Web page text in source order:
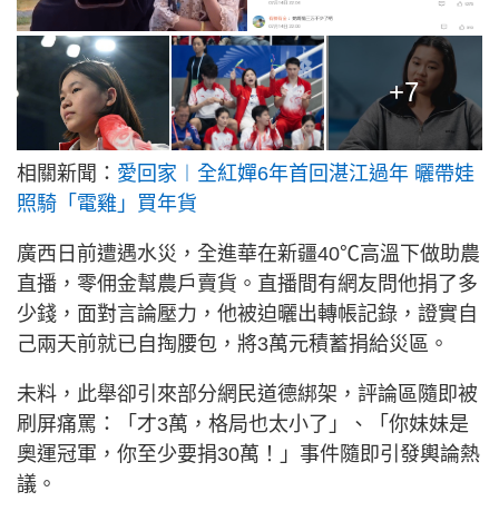
+7
相關新聞： 愛回家︱全紅嬋6年首回湛江過年 曬帶娃
照騎「電雞」買年貨
廣西日前遭遇水災，全進華在新疆40℃高溫下做助農
直播，零佣金幫農戶賣貨。直播間有網友問他捐了多
少錢，面對言論壓力，他被迫曬出轉帳記錄，證實自
己兩天前就已自掏腰包，將3萬元積蓄捐給災區。
未料，此舉卻引來部分網民道德綁架，評論區隨即被
刷屏痛罵：「才3萬，格局也太小了」、「你妹妹是
奧運冠軍，你至少要捐30萬！」事件隨即引發輿論熱
議。